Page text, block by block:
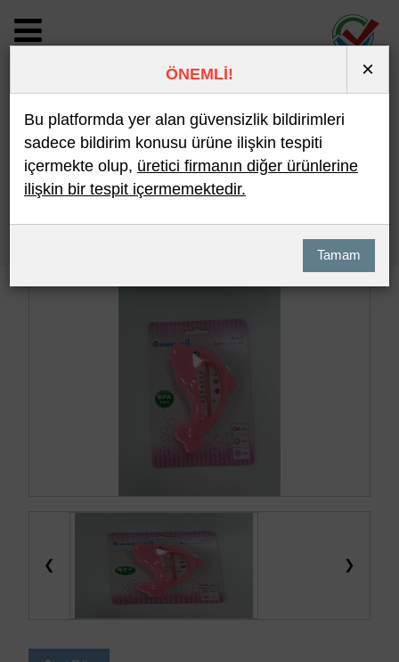
BİLDİRİM DETAYI
Son 10 Bildirim En Çok İncelenen
❮ ❯
ÖNEMLİ! ×
Bu platformda yer alan güvensizlik bildirimleri
sadece bildirim konusu ürüne ilişkin tespiti
içermekte olup, üretici firmanın diğer ürünlerine
ilişkin bir tespit içermemektedir.
Tamam